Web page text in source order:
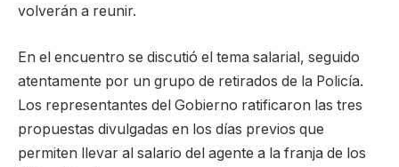
volverán a reunir.
En el encuentro se discutió el tema salarial, seguido
atentamente por un grupo de retirados de la Policía.
Los representantes del Gobierno ratificaron las tres
propuestas divulgadas en los días previos que
permiten llevar al salario del agente a la franja de los